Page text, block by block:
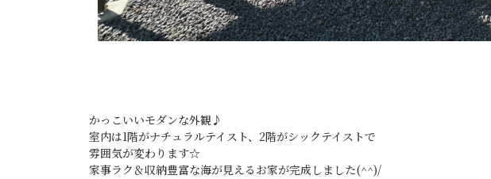
かっこいいモダンな外観♪
室内は1階がナチュラルテイスト、2階がシックテイストで
雰囲気が変わります☆
家事ラク＆収納豊富な海が見えるお家が完成しました(^^)/